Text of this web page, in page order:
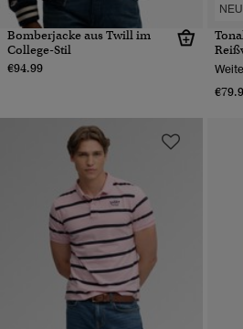
Bomberjacke aus Twill im
College-Stil
€94.99
NEU